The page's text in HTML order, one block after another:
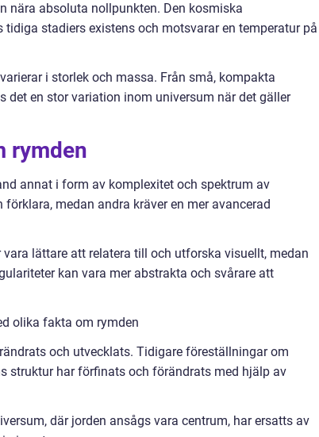
nära absoluta nollpunkten. Den kosmiska
stadiers existens och motsvarar en temperatur på
i storlek och massa. Från små, kompakta
det en stor variation inom universum när det gäller
rymden
annat i form av komplexitet och spektrum av
medan andra kräver en mer avancerad
lättare att relatera till och utforska visuellt, medan
kan vara mer abstrakta och svårare att
olika fakta om rymden
och utvecklats. Tidigare föreställningar om
struktur har förfinats och förändrats med hjälp av
där jorden ansågs vara centrum, har ersatts av